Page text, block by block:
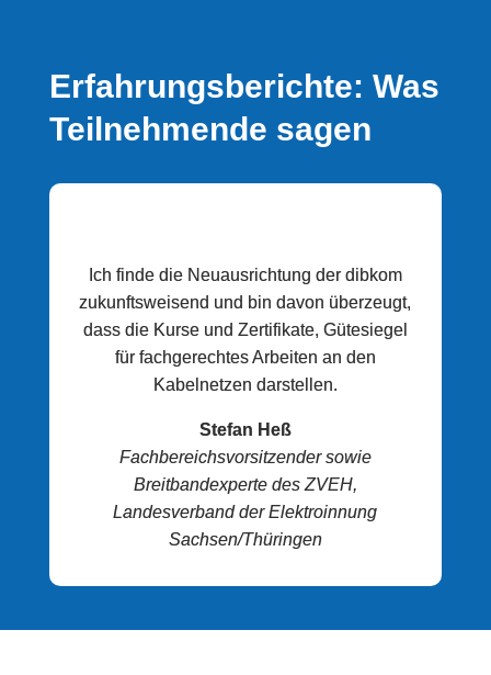
Erfahrungsberichte: Was
Teilnehmende sagen
Ich finde die Neuausrichtung der dibkom
zukunftsweisend und bin davon überzeugt,
dass die Kurse und Zertifikate, Gütesiegel
für fachgerechtes Arbeiten an den
Kabelnetzen darstellen.
Stefan Heß
Fachbereichsvorsitzender sowie
Breitbandexperte des ZVEH,
Landesverband der Elektroinnung
Sachsen/Thüringen